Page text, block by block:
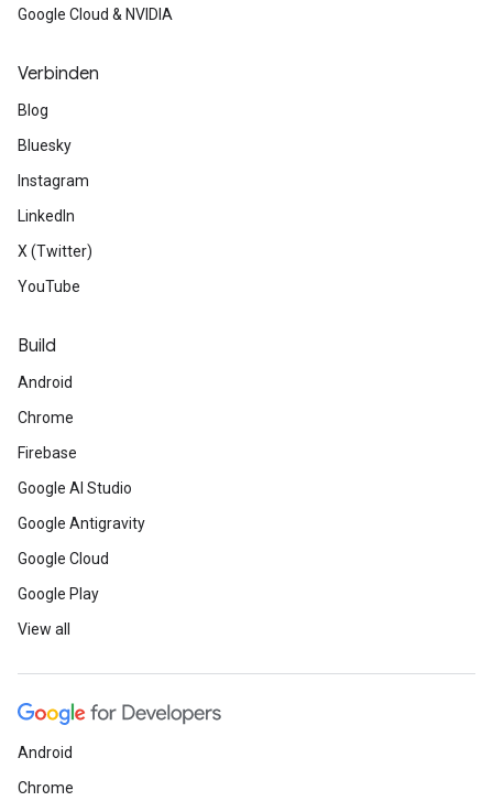
Google Cloud & NVIDIA
Verbinden
Blog
Bluesky
Instagram
LinkedIn
X (Twitter)
YouTube
Build
Android
Chrome
Firebase
Google AI Studio
Google Antigravity
Google Cloud
Google Play
View all
Android
Chrome